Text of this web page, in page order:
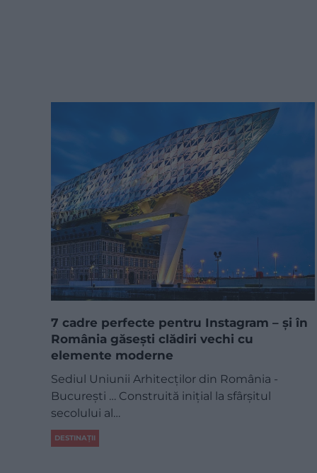
7 cadre perfecte pentru Instagram – și în
România găsești clădiri vechi cu
elemente moderne
Sediul Uniunii Arhitecților din România -
București … Construită inițial la sfârșitul
secolului al…
DESTINAȚII